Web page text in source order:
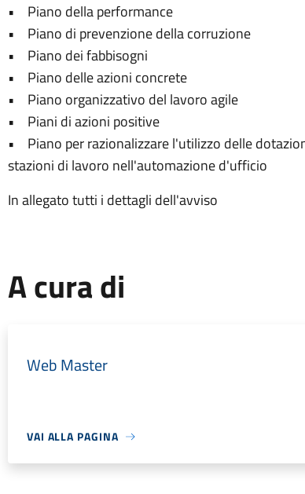
• Piano della performance
• Piano di prevenzione della corruzione
• Piano dei fabbisogni
• Piano delle azioni concrete
• Piano organizzativo del lavoro agile
• Piani di azioni positive
• Piano per razionalizzare l'utilizzo delle
stazioni di lavoro nell'automazione d'ufficio
In allegato tutti i dettagli dell'avviso
A cura di
Web Master
VAI ALLA PAGINA